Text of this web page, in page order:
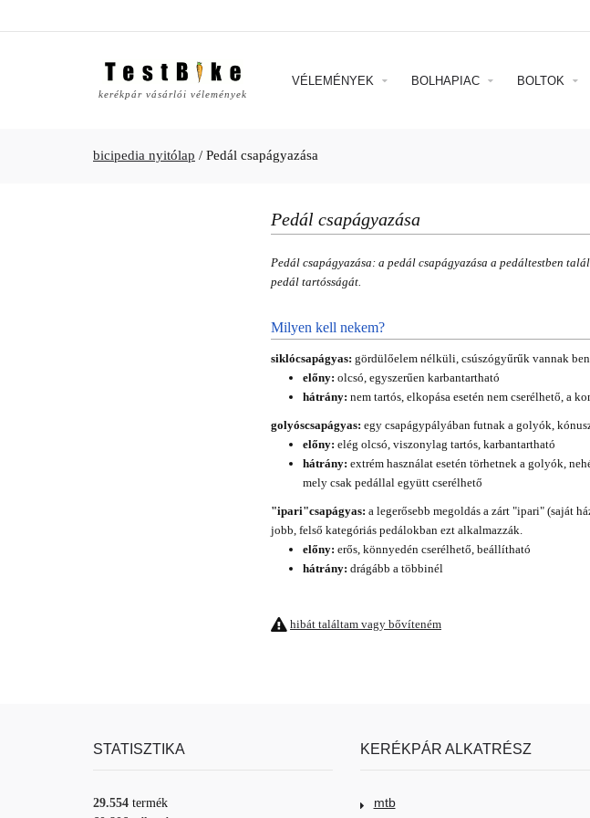
kerékpár vásárlói vélemények
VÉLEMÉNYEK BOLHAPIAC BOLTOK
bicipedia nyitólap / Pedál csapágyazása
Pedál csapágyazása
Pedál csapágyazása: a pedál csapágyazása a pedáltestben
pedál tartósságát.
Milyen kell nekem?
siklócsapágyas: gördülőelem nélküli, csúszógyűrűk vannak
előny: olcsó, egyszerűen karbantartható
hátrány: nem tartós, elkopása esetén nem cserélhető, a
golyóscsapágyas: egy csapágypályában futnak a golyók,
előny: elég olcsó, viszonylag tartós, karbantartható
hátrány: extrém használat esetén törhetnek a golyók,
mely csak pedállal együtt cserélhető
"ipari"csapágyas: a legerősebb megoldás a zárt "ipari" (saját
jobb, felső kategóriás pedálokban ezt alkalmazzák.
előny: erős, könnyedén cserélhető, beállítható
hátrány: drágább a többinél
hibát találtam vagy bővíteném
STATISZTIKA
29.554 termék
KERÉKPÁR ALKATRÉSZ
mtb